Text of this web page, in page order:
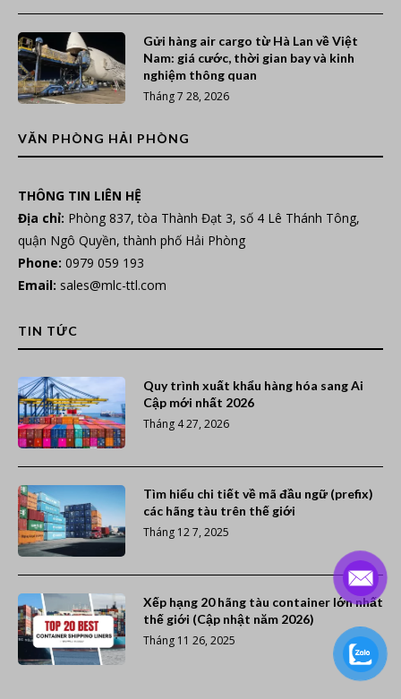
Gửi hàng air cargo từ Hà Lan về Việt
Nam: giá cước, thời gian bay và kinh
nghiệm thông quan
Tháng 7 28, 2026
VĂN PHÒNG HẢI PHÒNG
THÔNG TIN LIÊN HỆ
Địa chỉ: Phòng 837, tòa Thành Đạt 3, số 4 Lê Thánh Tông,
quận Ngô Quyền, thành phố Hải Phòng
Phone: 0979 059 193
Email: sales@mlc-ttl.com
TIN TỨC
Quy trình xuất khẩu hàng hóa sang Ai
Cập mới nhất 2026
Tháng 4 27, 2026
Tìm hiểu chi tiết về mã đầu ngữ (prefix)
các hãng tàu trên thế giới
Tháng 12 7, 2025
Xếp hạng 20 hãng tàu container lớn nhất
thế giới (Cập nhật năm 2026)
Tháng 11 26, 2025